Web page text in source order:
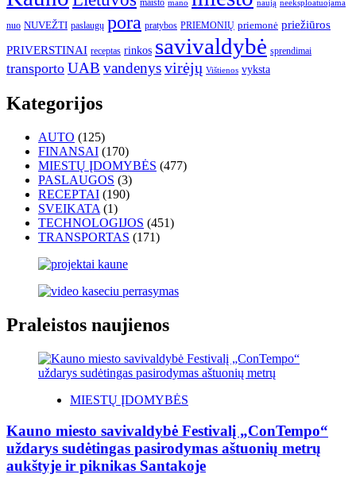
maisto mano naują neeksploatuojama
nuo NUVEŽTI paslaugų pora pratybos PRIEMONIŲ priemonė priežiūros
PRIVERSTINAI receptas rinkos savivaldybė sprendimai
transporto UAB vandenysvirėjų Vištienos vyksta
Kategorijos
AUTO (125)
FINANSAI (170)
MIESTŲ ĮDOMYBĖS (477)
PASLAUGOS (3)
RECEPTAI (190)
SVEIKATA (1)
TECHNOLOGIJOS (451)
TRANSPORTAS (171)
Praleistos naujienos
MIESTŲ ĮDOMYBĖS
Kauno miesto savivaldybė Festivalį „ConTempo“
uždarys sudėtingas pasirodymas aštuonių metrų
aukštyje ir piknikas Santakoje